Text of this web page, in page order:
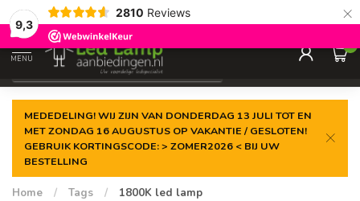
9,3
2810 Reviews ×
Gegarandeerde delaagste prijs
MENU
0
MEDEDELING! WIJ ZIJN VAN DONDERDAG 13 JULI TOT EN
MET ZONDAG 16 AUGUSTUS OP VAKANTIE / GESLOTEN!
GEBRUIK KORTINGSCODE: > ZOMER2026 < BIJ UW
BESTELLING
Home / Tags / 1800K led lamp